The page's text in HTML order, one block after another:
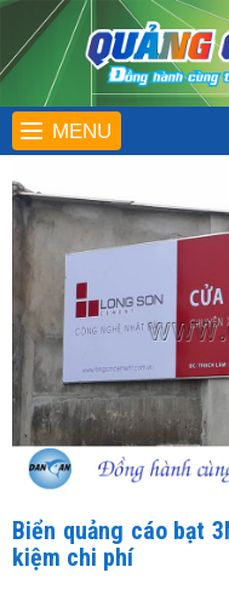
MENU
Biển quảng cáo bạt
kiệm chi phí